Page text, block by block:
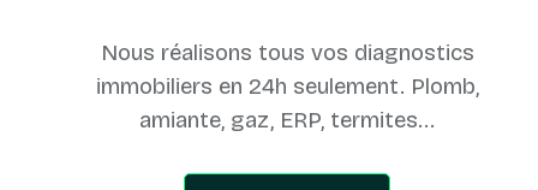
Nous réalisons tous vos diagnostics
immobiliers en 24h seulement. Plomb,